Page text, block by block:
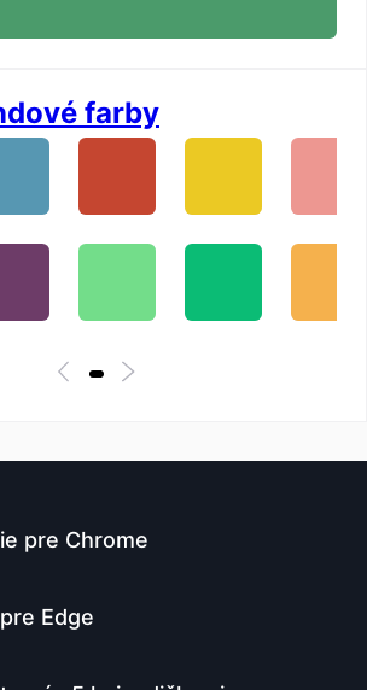
farby
pre Chrome
Edge